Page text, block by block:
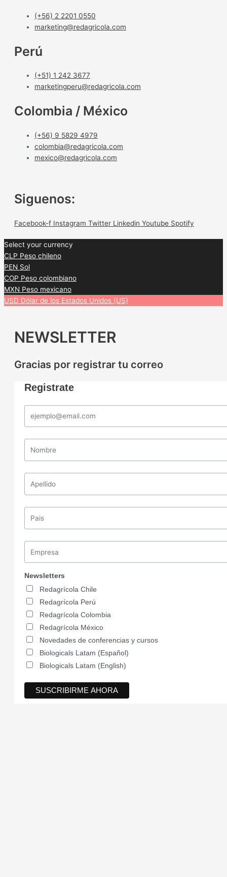
(+56) 2 2201 0550
marketing@redagricola.com
Perú
(+51) 1 242 3677
marketingperu@redagricola.com
Colombia / México
(+56) 9 5829 4979
colombia@redagricola.com
mexico@redagricola.com
Siguenos:
Facebook-f Instagram Twitter Linkedin Youtube Spotify
Select your currency
CLP Peso chileno
PEN Sol
COP Peso colombiano
MXN Peso mexicano
USD Dólar de los Estados Unidos (US)
NEWSLETTER
Gracias por registrar tu correo
Registrate
Newsletters
Redagrícola Chile
Redagrícola Perú
Redagrícola Colombia
Redagrícola México
Novedades de conferencias y cursos
Biologicals Latam (Español)
Biologicals Latam (English)